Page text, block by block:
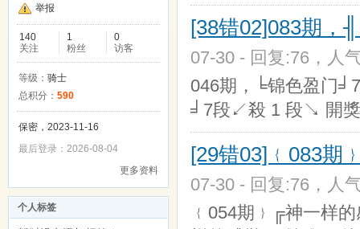
举报
140
关注
1
粉丝
0
访客
等级： 骑士
总积分： 590
保密，2023-11-16
最后登录：2026-08-04
更多资料
个人标签
[38错02]083期
07-30 - 回复:76，人
046期，╘锦色盈门
╛7段↙殺 1 段↘ 開獎
[29错03]﹛083
07-30 - 回复:76，人
﹛054期﹜╔神一样